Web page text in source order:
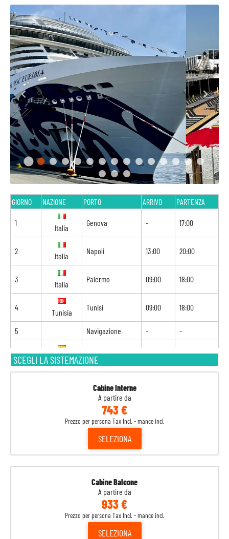
SCEGLI LA SISTEMAZIONE
Cabine Interne
A partire da
743 €
Prezzo per persona Tax Incl. - mance incl.
SELEZIONA
Cabine Balcone
A partire da
933 €
Prezzo per persona Tax Incl. - mance incl.
SELEZIONA
GIORNO NAZIONE PORTO ARRIVO PARTENZA
1
Italia
Genova - 17:00
2
Italia
Napoli 13:00 20:00
3
Italia
Palermo 09:00 18:00
4
Tunisia
Tunisi 09:00 18:00
5 Navigazione - -
6
Spagna
Barcellona 08:00 18:00
Marsiglia
Genova